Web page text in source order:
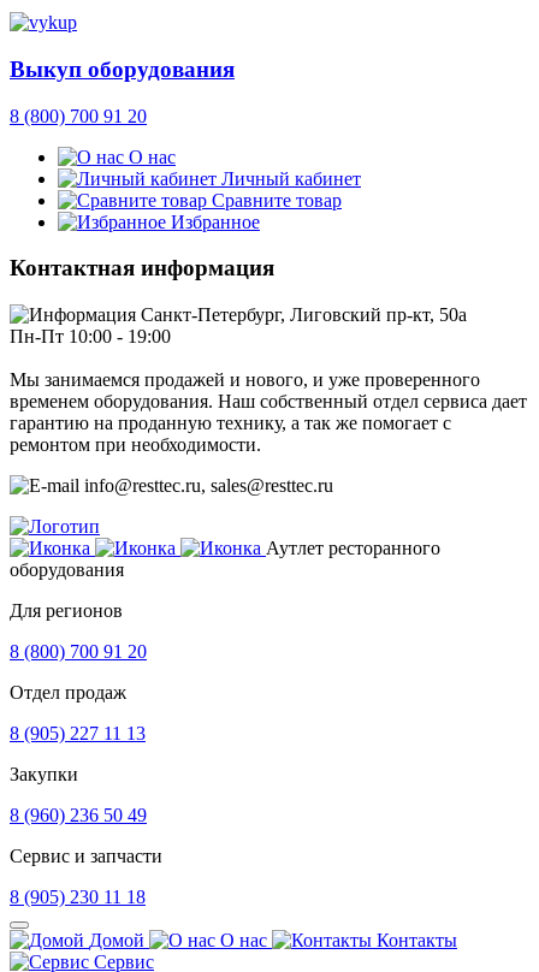
Выкуп оборудования
8 (800) 700 91 20
О нас
Личный кабинет
Сравните товар
Избранное
Контактная информация
Санкт-Петербург, Лиговский пр-кт, 50а
Пн-Пт 10:00 - 19:00
Мы занимаемся продажей и нового, и уже проверенного
временем оборудования. Наш собственный отдел сервиса дает
гарантию на проданную технику, а так же помогает с
ремонтом при необходимости.
info@resttec.ru, sales@resttec.ru
Аутлет ресторанного
оборудования
Для регионов
8 (800) 700 91 20
Отдел продаж
8 (905) 227 11 13
Закупки
8 (960) 236 50 49
Сервис и запчасти
8 (905) 230 11 18
Домой О нас
Контакты
Сервис